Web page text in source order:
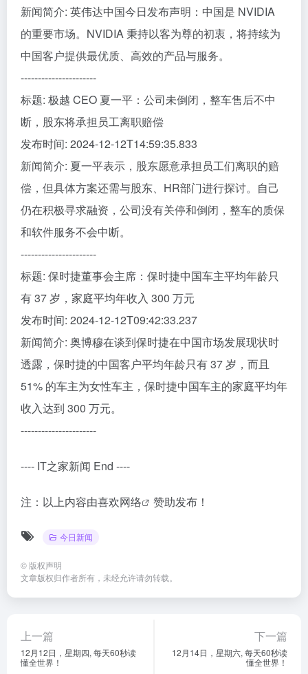
新闻简介: 英伟达中国今日发布声明：中国是 NVIDIA
的重要市场。NVIDIA 秉持以客为尊的初衷，将持续为
中国客户提供最优质、高效的产品与服务。
----------------------
标题: 极越 CEO 夏一平：公司未倒闭，整车售后不中
断，股东将承担员工离职赔偿
发布时间: 2024-12-12T14:59:35.833
新闻简介: 夏一平表示，股东愿意承担员工们离职的赔
偿，但具体方案还需与股东、HR部门进行探讨。自己
仍在积极寻求融资，公司没有关停和倒闭，整车的质保
和软件服务不会中断。
----------------------
标题: 保时捷董事会主席：保时捷中国车主平均年龄只
有 37 岁，家庭平均年收入 300 万元
发布时间: 2024-12-12T09:42:33.237
新闻简介: 奥博穆在谈到保时捷在中国市场发展现状时
透露，保时捷的中国客户平均年龄只有 37 岁，而且
51% 的车主为女性车主，保时捷中国车主的家庭平均年
收入达到 300 万元。
----------------------
---- IT之家新闻 End ----
注：以上内容由喜欢网络 赞助发布！
今日新闻
© 版权声明
文章版权归作者所有，未经允许请勿转载。
上一篇
12月12日，星期四, 每天60秒读
懂全世界！
下一篇
12月14日，星期六, 每天60秒读
懂全世界！